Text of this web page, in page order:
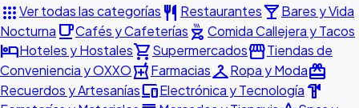
appsVer todas las categorías restaurant Restauranteslocal_barBares y Vida
Nocturna local_cafeCafés y Cafeterías outdoor_grill Comida Callejera y Tacos
hotelHoteles y Hostalesshopping_cartSupermercadosstorefrontTiendas de
Conveniencia y OXXOlocal_pharmacyFarmaciascheckroomRopa y Modaredeem
Recuerdos y ArtesaníasdevicesElectrónica y Tecnología hardware